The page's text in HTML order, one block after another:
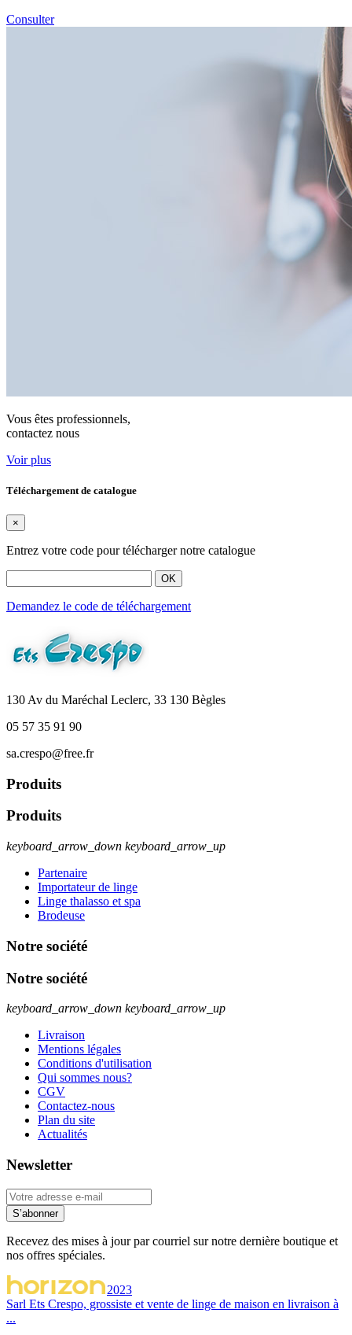
Consulter
Vous êtes professionnels,
contactez nous
Voir plus
Téléchargement de catalogue
×
Entrez votre code pour télécharger notre catalogue
OK
Demandez le code de téléchargement
130 Av du Maréchal Leclerc, 33 130 Bègles
05 57 35 91 90
sa.crespo@free.fr
Produits
Produits
keyboard_arrow_down keyboard_arrow_up
Partenaire
Importateur de linge
Linge thalasso et spa
Brodeuse
Notre société
Notre société
keyboard_arrow_down keyboard_arrow_up
Livraison
Mentions légales
Conditions d'utilisation
Qui sommes nous?
CGV
Contactez-nous
Plan du site
Actualités
Newsletter
S’abonner
Recevez des mises à jour par courriel sur notre dernière boutique et
nos offres spéciales.
2023
Sarl Ets Crespo, grossiste et vente de linge de maison en livraison à
...